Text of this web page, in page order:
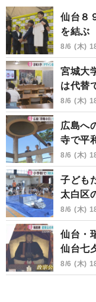
仙台８
を結ぶ
8/6 (木)
宮城大
は代替
8/6 (木)
広島へ
寺で平
8/6 (木)
子ども
太白区
8/6 (木)
仙台・
仙台七
8/6 (木)